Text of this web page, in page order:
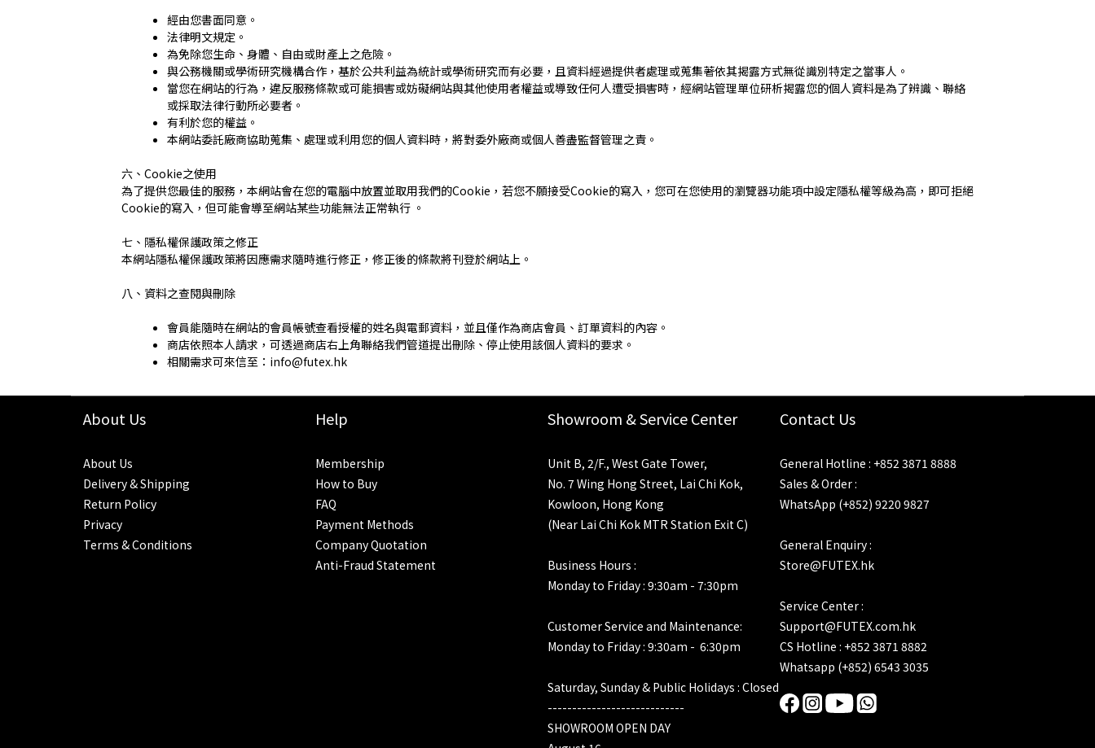
經由您書面同意。
法律明文規定。
為免除您生命、身體、自由或財產上之危險。
與公務機關或學術研究機構合作，基於公共利益為統計或學術研究而有必要，且資料經過提供者處理或蒐集著依其揭露方式無從識別特定之當事人。
當您在網站的行為，違反服務條款或可能損害或妨礙網站與其他使用者權益或導致任何人遭受損害時，經網站管理單位研析揭露您的個人資料是為了辨識、聯絡
或採取法律行動所必要者。
有利於您的權益。
本網站委託廠商協助蒐集、處理或利用您的個人資料時，將對委外廠商或個人善盡監督管理之責。
六、Cookie之使用
為了提供您最佳的服務，本網站會在您的電腦中放置並取用我們的Cookie，若您不願接受Cookie的寫入，您可在您使用的瀏覽器功能項中設定隱私權等級為高，即可拒絕
Cookie的寫入，但可能會導至網站某些功能無法正常執行 。
七、隱私權保護政策之修正
本網站隱私權保護政策將因應需求隨時進行修正，修正後的條款將刊登於網站上。
八、資料之查閱與刪除
會員能隨時在網站的會員帳號查看授權的姓名與電郵資料，並且僅作為商店會員、訂單資料的內容。
商店依照本人請求，可透過商店右上角聯絡我們管道提出刪除、停止使用該個人資料的要求。
相關需求可來信至：info@futex.hk
About Us
About Us
Delivery & Shipping
Return Policy
Privacy
Terms & Conditions
Help
Membership
How to Buy
FAQ
Payment Methods
Company Quotation
Anti-Fraud Statement
Showroom & Service Center
Unit B, 2/F., West Gate Tower,
No. 7 Wing Hong Street, Lai Chi Kok,
Kowloon, Hong Kong
(Near Lai Chi Kok MTR Station Exit C)
Business Hours :
Monday to Friday : 9:30am - 7:30pm
Customer Service and Maintenance:
Monday to Friday : 9:30am - 6:30pm
Saturday, Sunday & Public Holidays : Closed
----------------------------
SHOWROOM OPEN DAY
Contact Us
General Hotline : +852 3871 8888
Sales & Order :
WhatsApp (+852) 9220 9827
General Enquiry :
Store@FUTEX.hk
Service Center :
Support@FUTEX.com.hk
CS Hotline : +852 3871 8882
Whatsapp (+852) 6543 3035